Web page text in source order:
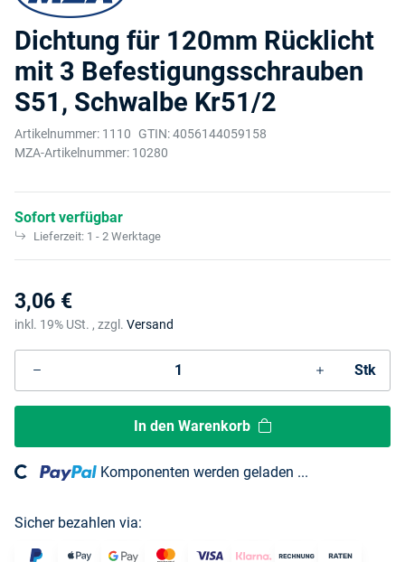
Dichtung für 120mm Rücklicht
mit 3 Befestigungsschrauben
S51, Schwalbe Kr51/2
Artikelnummer: 1110 GTIN:4056144059158
MZA-Artikelnummer: 10280
Sofort verfügbar
Lieferzeit: 1 - 2 Werktage
3,06 €
inkl. 19% USt. , zzgl. Versand
Stk
In den Warenkorb
Komponenten werden geladen ...
Sicher bezahlen via: